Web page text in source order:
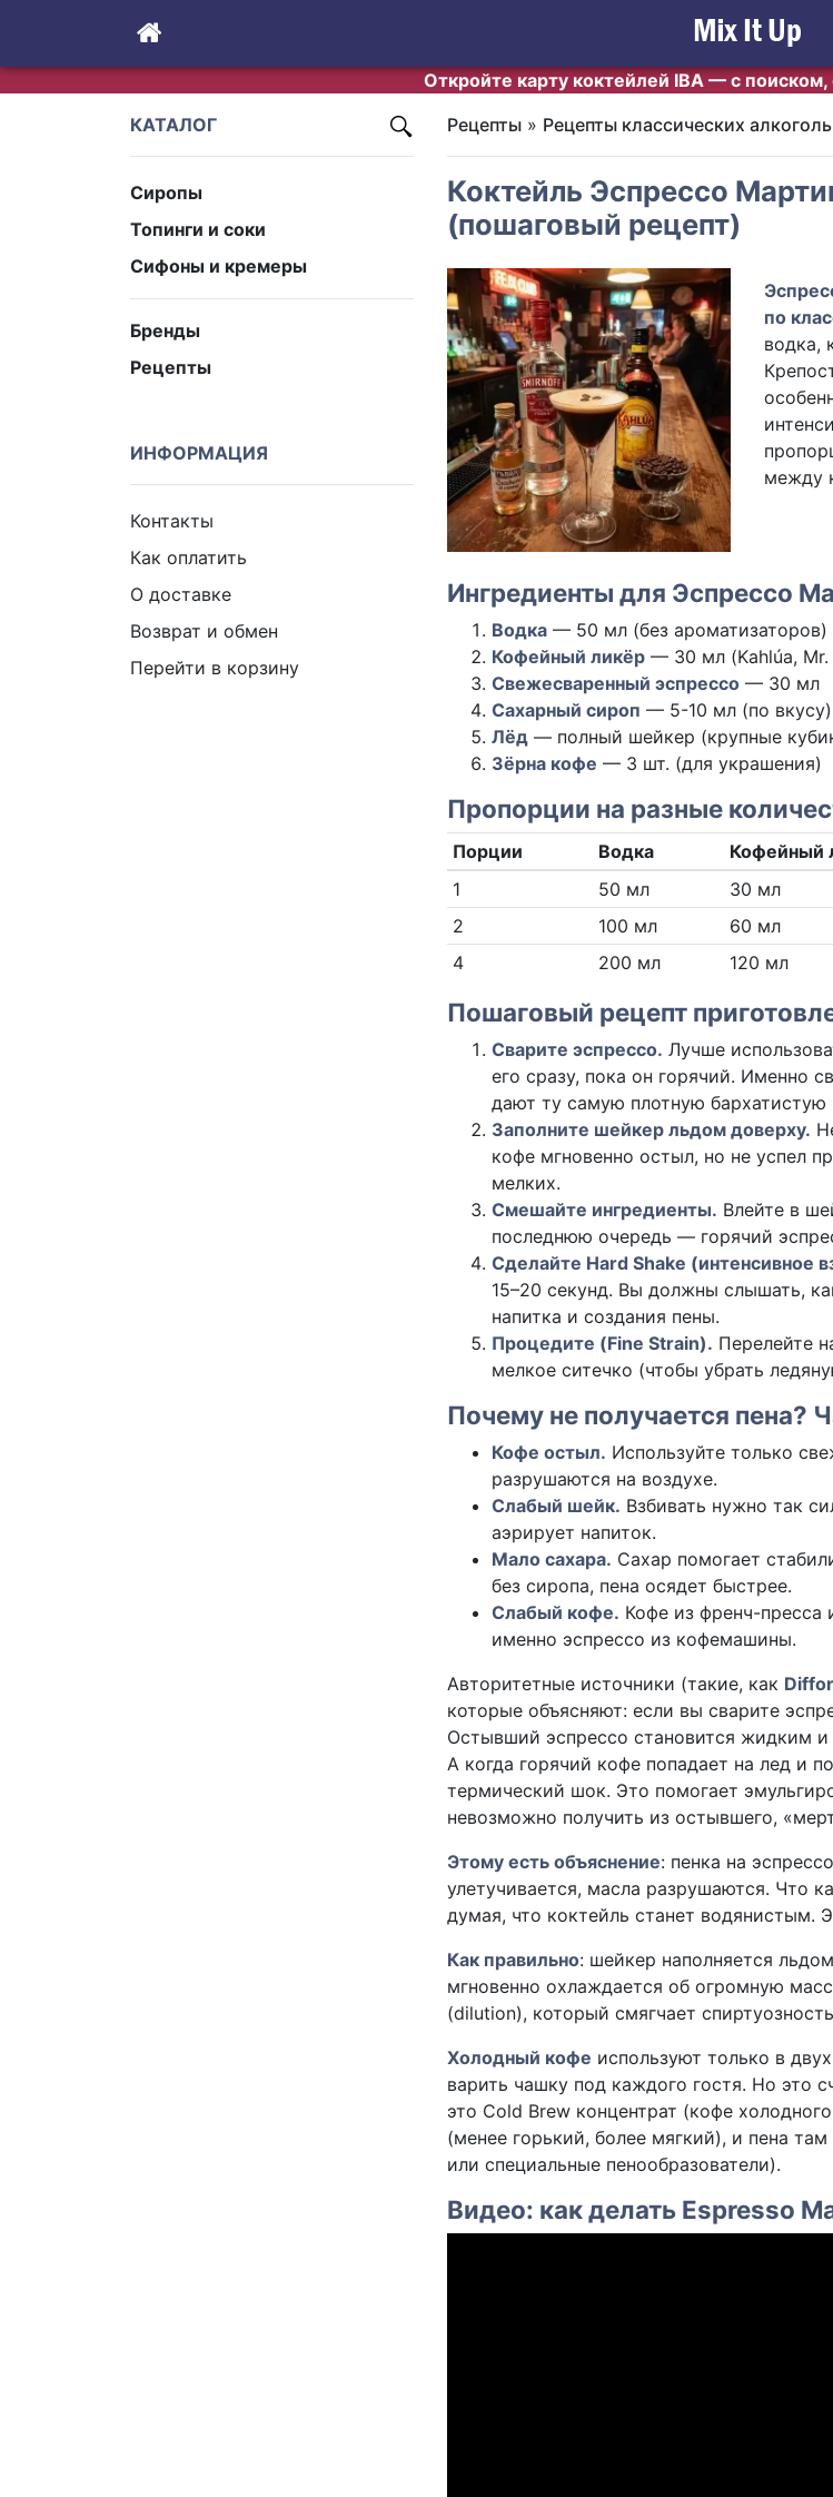
Откройте карту коктейлей IBA — с
КАТАЛОГ
Сиропы
Топинги и соки
Сифоны и кремеры
Бренды
Рецепты
ИНФОРМАЦИЯ
Контакты
Как оплатить
О доставке
Возврат и обмен
Перейти в корзину
Рецепты » Рецепты классических
Коктейль Эспрессо
(пошаговый рецепт)
по
водка,
между
Ингредиенты для Эспрессо
Водка — 50 мл (без ароматизаторов)
Кофейный ликёр — 30 мл (Kahlúa, Mr.
Свежесваренный эспрессо — 30 мл
Сахарный сироп — 5-10 мл (по вкусу)
Лёд — полный шейкер (крупные
Зёрна кофе — 3 шт. (для украшения)
Пропорции на разные
Порции Водка Кофейный
1
50 мл 30 мл
2
100 мл 60 мл
4
200 мл 120 мл
Пошаговый рецепт
Сварите эспрессо. Лучше
его сразу, пока он горячий. Именно
дают ту самую плотную бархатистую
Заполните шейкер льдом доверху.
кофе мгновенно остыл, но не успел
мелких.
Смешайте ингредиенты. Влейте в
последнюю очередь — горячий
Сделайте Hard Shake (интенсивное
15–20 секунд. Вы должны слышать,
напитка и создания пены.
Процедите (Fine Strain). Перелейте
мелкое ситечко (чтобы убрать
Почему не получается пена?
Кофе остыл. Используйте только
разрушаются на воздухе.
Слабый шейк. Взбивать нужно так
аэрирует напиток.
Мало сахара. Сахар помогает
без сиропа, пена осядет быстрее.
Слабый кофе. Кофе из френч-
именно эспрессо из кофемашины.
Авторитетные источники (такие, как
которые объясняют: если вы сварите
Остывший эспрессо становится жидким и
А когда горячий кофе попадает на лед и
термический шок. Это помогает
невозможно получить из остывшего,
Этому есть объяснение: пенка на
улетучивается, масла разрушаются. Что
думая, что коктейль станет водянистым.
Как правильно: шейкер наполняется
мгновенно охлаждается об огромную
(dilution), который смягчает
Холодный кофе используют только в
варить чашку под каждого гостя. Но это
это Cold Brew концентрат (кофе
(менее горький, более мягкий), и пена
или специальные пенообразователи).
Видео: как делать Espresso